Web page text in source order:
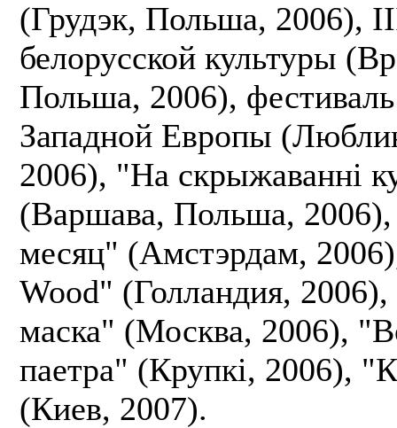
(Грудэк, Польша, 2006),
белорусской культуры
Польша, 2006), фестиваль
Западной Европы
2006), "На скрыжаванні
(Варшава, Польша,
месяц" (Амстэрдам,
Wood" (Голландия, 2006),
маска" (Москва, 2006),
паетра" (Крупкі, 2006),
(Киев, 2007).